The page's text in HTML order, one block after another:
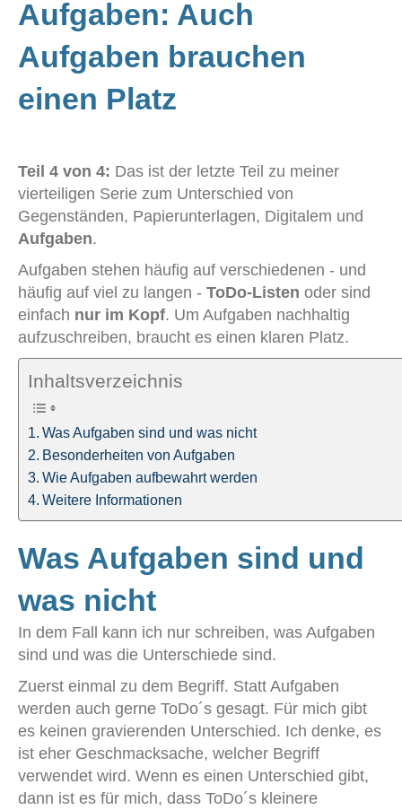
Aufgaben: Auch
Aufgaben brauchen
einen Platz
Teil 4 von 4: Das ist der letzte Teil zu meiner
vierteiligen Serie zum Unterschied von
Gegenständen, Papierunterlagen, Digitalem und
Aufgaben.
Aufgaben stehen häufig auf verschiedenen - und
häufig auf viel zu langen - ToDo-Listen oder sind
einfach nur im Kopf. Um Aufgaben nachhaltig
aufzuschreiben, braucht es einen klaren Platz.
Inhaltsverzeichnis
Was Aufgaben sind und was nicht
Besonderheiten von Aufgaben
Wie Aufgaben aufbewahrt werden
Weitere Informationen
Was Aufgaben sind und
was nicht
In dem Fall kann ich nur schreiben, was Aufgaben
sind und was die Unterschiede sind.
Zuerst einmal zu dem Begriff. Statt Aufgaben
werden auch gerne ToDo´s gesagt. Für mich gibt
es keinen gravierenden Unterschied. Ich denke, es
ist eher Geschmacksache, welcher Begriff
verwendet wird. Wenn es einen Unterschied gibt,
dann ist es für mich, dass ToDo´s kleinere